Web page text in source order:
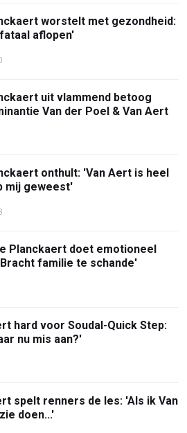
worstelt met gezondheid:
aflopen'
uit vlammend betoog
Van der Poel & Van Aert
onthult: 'Van Aert is heel
mij geweest'
Planckaert doet emotioneel
familie te schande'
hard voor Soudal-Quick Step:
nu mis aan?'
spelt renners de les: 'Als ik Van
doen...'